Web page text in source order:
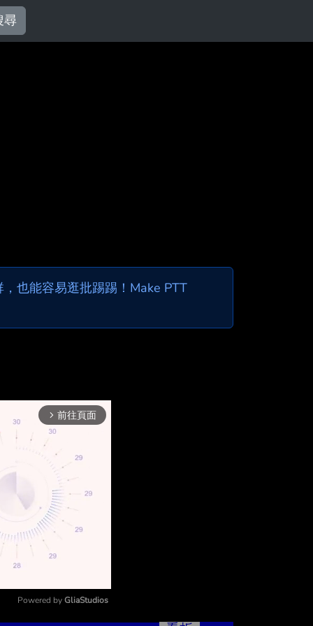
尋
也能容易逛批踢踢！Make PTT
arrow_forward_ios 前往頁面
Powered by GliaStudios